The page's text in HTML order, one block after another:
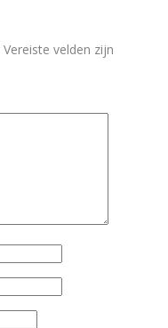
Vereiste velden zijn